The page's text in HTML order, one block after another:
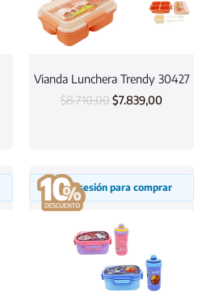
Vianda Lunchera Trendy 30427
$8.710,00$7.839,00
Inicia sesión para comprar